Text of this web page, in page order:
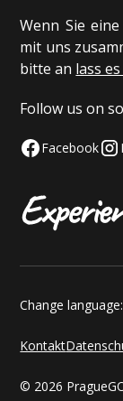
Wenn Sie
mit uns
bitte an lass
Follow us on
Facebook
© 2026
Kontakt
Change language: